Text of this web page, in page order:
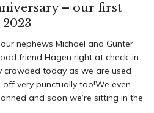
– our first
nephews Michael and Gunter
friend Hagen right at check-in.
crowded today as we are used
very punctually too!We even
and soon we’re sitting in the